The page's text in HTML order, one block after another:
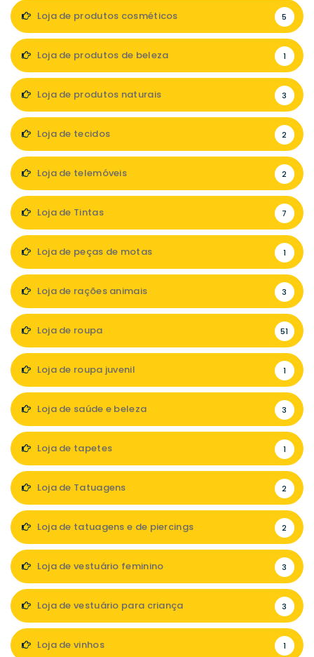
Loja de produtos cosméticos 5
Loja de produtos de beleza 1
Loja de produtos naturais 3
Loja de tecidos 2
Loja de telemóveis 2
Loja de Tintas 7
Loja de peças de motas 1
Loja de rações animais 3
Loja de roupa 51
Loja de roupa juvenil 1
Loja de saúde e beleza 3
Loja de tapetes 1
Loja de Tatuagens 2
Loja de tatuagens e de piercings 2
Loja de vestuário feminino 3
Loja de vestuário para criança 3
Loja de vinhos 1